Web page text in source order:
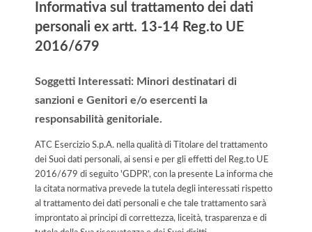
Informativa sul trattamento dei dati
personali ex artt. 13-14 Reg.to UE
2016/679
Soggetti Interessati: Minori destinatari di
sanzioni e Genitori e/o esercenti la
responsabilità genitoriale.
ATC Esercizio S.p.A. nella qualità di Titolare del trattamento
dei Suoi dati personali, ai sensi e per gli effetti del Reg.to UE
2016/679 di seguito 'GDPR', con la presente La informa che
la citata normativa prevede la tutela degli interessati rispetto
al trattamento dei dati personali e che tale trattamento sarà
improntato ai principi di correttezza, liceità, trasparenza e di